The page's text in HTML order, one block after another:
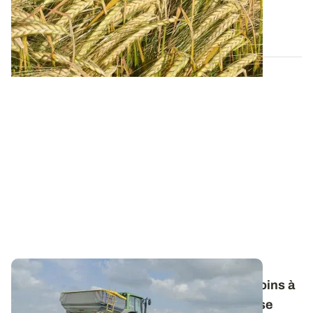
campagne et nos préconisations pour...
13 FÉVR. 2026
Fertilisation azotée des céréales : les besoins à
prendre en compte pour le calcul de la dose